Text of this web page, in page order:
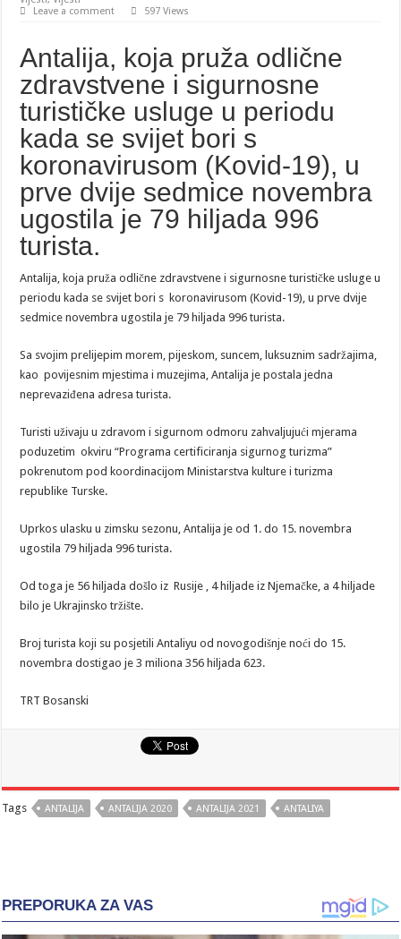
Leave a comment
597 Views
Antalija, koja pruža odlične
zdravstvene i sigurnosne
turističke usluge u periodu
kada se svijet bori s
koronavirusom (Kovid-19), u
prve dvije sedmice novembra
ugostila je 79 hiljada 996
turista.
Antalija, koja pruža odlične zdravstvene i sigurnosne turističke usluge u
periodu kada se svijet bori s koronavirusom (Kovid-19), u prve dvije
sedmice novembra ugostila je 79 hiljada 996 turista.
Sa svojim prelijepim morem, pijeskom, suncem, luksuznim sadržajima,
kao povijesnim mjestima i muzejima, Antalija je postala jedna
neprevaziđena adresa turista.
Turisti uživaju u zdravom i sigurnom odmoru zahvaljujući mjerama
poduzetim okviru “Programa certificiranja sigurnog turizma”
pokrenutom pod koordinacijom Ministarstva kulture i turizma
republike Turske.
Uprkos ulasku u zimsku sezonu, Antalija je od 1. do 15. novembra
ugostila 79 hiljada 996 turista.
Od toga je 56 hiljada došlo iz Rusije , 4 hiljade iz Njemačke, a 4 hiljade
bilo je Ukrajinsko tržište.
Broj turista koji su posjetili Antaliyu od novogodišnje noći do 15.
novembra dostigao je 3 miliona 356 hiljada 623.
TRT Bosanski
Tags ANTALIJA ANTALIJA 2020 ANTALIJA 2021 ANTALIYA